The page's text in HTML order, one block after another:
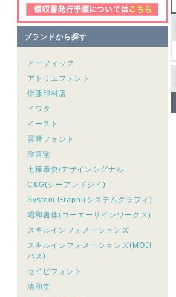
ブランドから探す
アーフィック
アトリエフォント
伊藤印材店
イワタ
イースト
雲涯フォント
欣喜堂
七種泰史/デザインシグナル
C&G(シーアンドジイ)
System Graphi(システムグラフィ)
昭和書体(コーエーサインワークス)
スキルインフォメーションズ
スキルインフォメーションズ(MOJI
パス)
セイビフォント
清和堂